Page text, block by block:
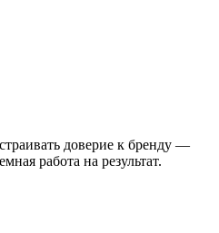
доверие к бренду —
работа на результат.